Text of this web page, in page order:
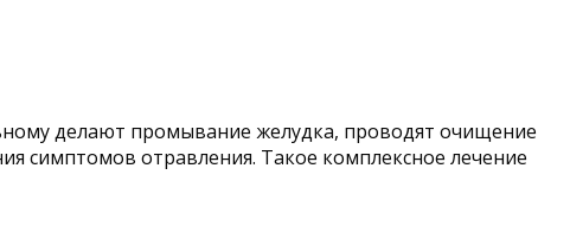
делают промывание желудка, проводят очищение
симптомов отравления. Такое комплексное лечение